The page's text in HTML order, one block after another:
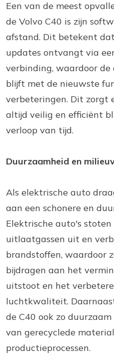
Een van de meest
de Volvo C40 is zijn
afstand. Dit betekent
updates ontvangt via
verbinding, waardoor
blijft met de nieuwste
verbeteringen. Dit zorgt
altijd veilig en efficiënt
verloop van tijd.
Duurzaamheid en
Als elektrische auto
aan een schonere en
Elektrische auto's stoten
uitlaatgassen uit en
brandstoffen, waardoor
bijdragen aan het
uitstoot en het
luchtkwaliteit.
de C40 ook zo
van gerecyclede
productieprocessen.